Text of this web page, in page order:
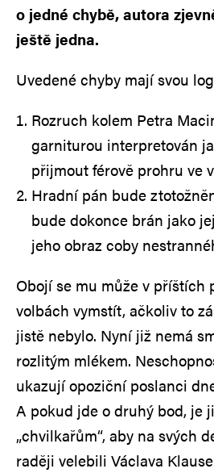
o jedné chybě, autora
ještě jedna.
Uvedené chyby mají svou
Rozruch kolem Petra
garniturou interpretován
přijmout férově prohru ve
Hradní pán bude
bude dokonce brán jako
jeho obraz coby
Obojí se mu může v příštích
volbách vymstít, ačkoliv to
jistě nebylo. Nyní již nemá
rozlitým mlékem.
ukazují opoziční poslanci
A pokud jde o druhý bod, je
„chvilkařům“, aby na svých
raději velebili Václava